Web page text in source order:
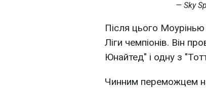
— Sky
Після цього
Ліги чемпіонів. Він
Юнайтед" і одну з
Чинним переможцем